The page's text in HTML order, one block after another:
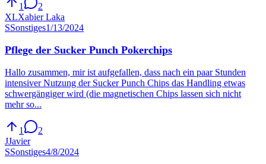
1
2
XLXabier Laka
SSonstiges1/13/2024
Pflege der Sucker Punch Pokerchips
Hallo zusammen, mir ist aufgefallen, dass nach ein paar Stunden
intensiver Nutzung der Sucker Punch Chips das Handling etwas
schwergängiger wird (die magnetischen Chips lassen sich nicht
mehr so...
1
2
JJavier
SSonstiges4/8/2024